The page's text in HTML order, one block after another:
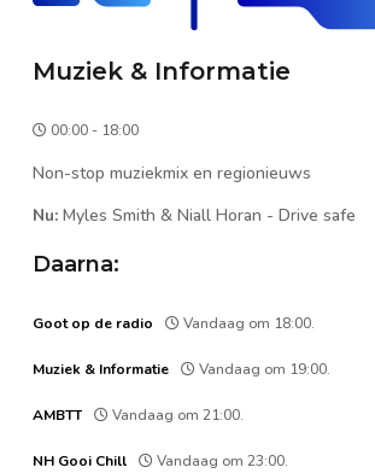
Muziek & Informatie
00:00 - 18:00
Non-stop muziekmix en regionieuws
Nu: Myles Smith & Niall Horan - Drive safe
Daarna:
Goot op de radio Vandaag om 18:00.
Muziek & Informatie Vandaag om 19:00.
AMBTT Vandaag om 21:00.
NH Gooi Chill Vandaag om 23:00.